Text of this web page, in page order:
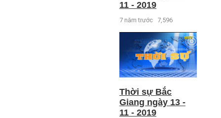
11 - 2019
7 năm trước 7,596
Thời sự Bắc
Giang ngày 13 -
11 - 2019